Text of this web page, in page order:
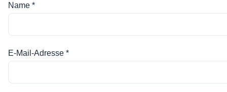
Name *
E-Mail-Adresse *